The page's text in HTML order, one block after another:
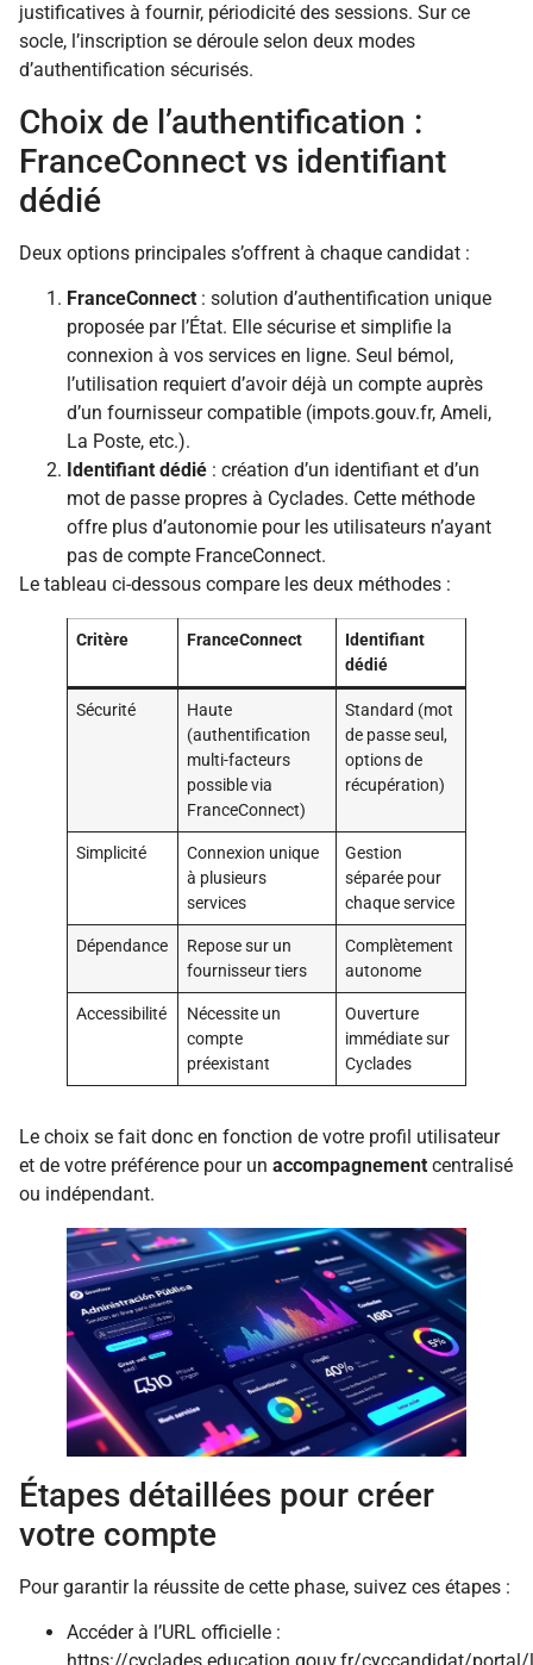
justificatives à fournir, périodicité des sessions. Sur ce
socle, l’inscription se déroule selon deux modes
d’authentification sécurisés.
Choix de l’authentification :
FranceConnect vs identifiant
dédié
Deux options principales s’offrent à chaque candidat :
FranceConnect : solution d’authentification unique
proposée par l’État. Elle sécurise et simplifie la
connexion à vos services en ligne. Seul bémol,
l’utilisation requiert d’avoir déjà un compte auprès
d’un fournisseur compatible (impots.gouv.fr, Ameli,
La Poste, etc.).
Identifiant dédié : création d’un identifiant et d’un
mot de passe propres à Cyclades. Cette méthode
offre plus d’autonomie pour les utilisateurs n’ayant
pas de compte FranceConnect.
Le tableau ci-dessous compare les deux méthodes :
Critère FranceConnect
Identifiant
dédié
Sécurité
Haute
(authentification
multi-facteurs
possible via
FranceConnect)
Standard (mot
de passe seul,
options de
récupération)
Simplicité
Connexion unique
à plusieurs
services
Gestion
séparée pour
chaque service
Dépendance
Repose sur un
fournisseur tiers
Complètement
autonome
Accessibilité
Nécessite un
compte
préexistant
Ouverture
immédiate sur
Cyclades
Le choix se fait donc en fonction de votre profil utilisateur
et de votre préférence pour un accompagnement centralisé
ou indépendant.
Étapes détaillées pour créer
votre compte
Pour garantir la réussite de cette phase, suivez ces étapes :
Accéder à l’URL officielle :